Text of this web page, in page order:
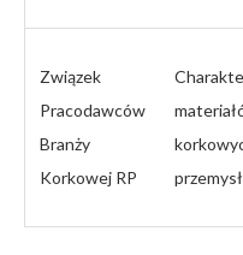
Związek
Pracodawców
Branży
Korkowej RP